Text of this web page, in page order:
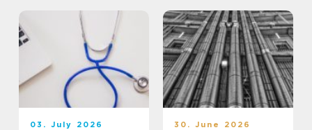
03. July 2026 30. June 2026